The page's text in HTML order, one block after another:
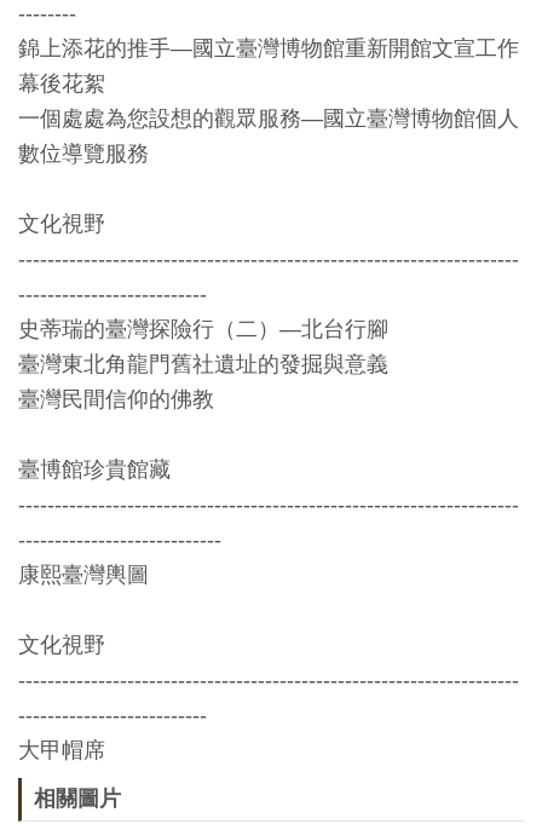
權
與
資
訊
安
宣
告
資
料
開
宣
告
著
權
回
首
--------
錦上添花的推手—國立臺灣博物館重新開館文宣工作
幕後花絮
一個處處為您設想的觀眾服務—國立臺灣博物館個人
數位導覽服務
文化視野
---------------------------------------------------------------------
--------------------------
史蒂瑞的臺灣探險行（二）—北台行腳
臺灣東北角龍門舊社遺址的發掘與意義
臺灣民間信仰的佛教
臺博館珍貴館藏
---------------------------------------------------------------------
----------------------------
康熙臺灣輿圖
文化視野
---------------------------------------------------------------------
--------------------------
大甲帽席
相關圖片